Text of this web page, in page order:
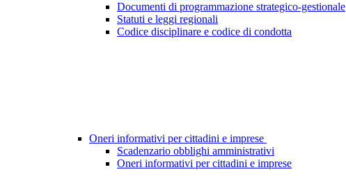
Documenti di programmazione strategico-gestionale
Statuti e leggi regionali
Codice disciplinare e codice di condotta
Oneri informativi per cittadini e imprese
Scadenzario obblighi amministrativi
Oneri informativi per cittadini e imprese